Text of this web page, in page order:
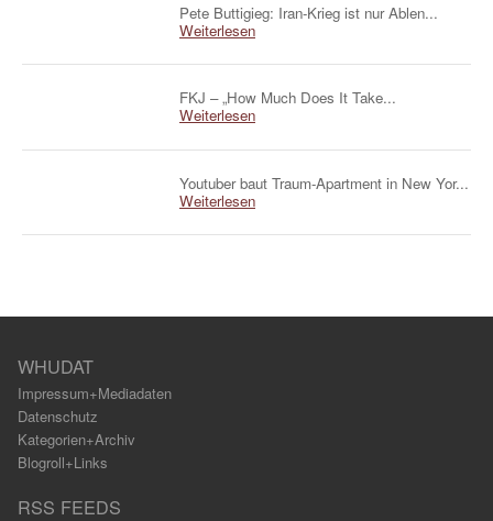
Pete Buttigieg: Iran-Krieg ist nur Ablen...
Weiterlesen
FKJ – „How Much Does It Take...
Weiterlesen
Youtuber baut Traum-Apartment in New Yor...
Weiterlesen
WHUDAT
Impressum+Mediadaten
Datenschutz
Kategorien+Archiv
Blogroll+Links
RSS FEEDS